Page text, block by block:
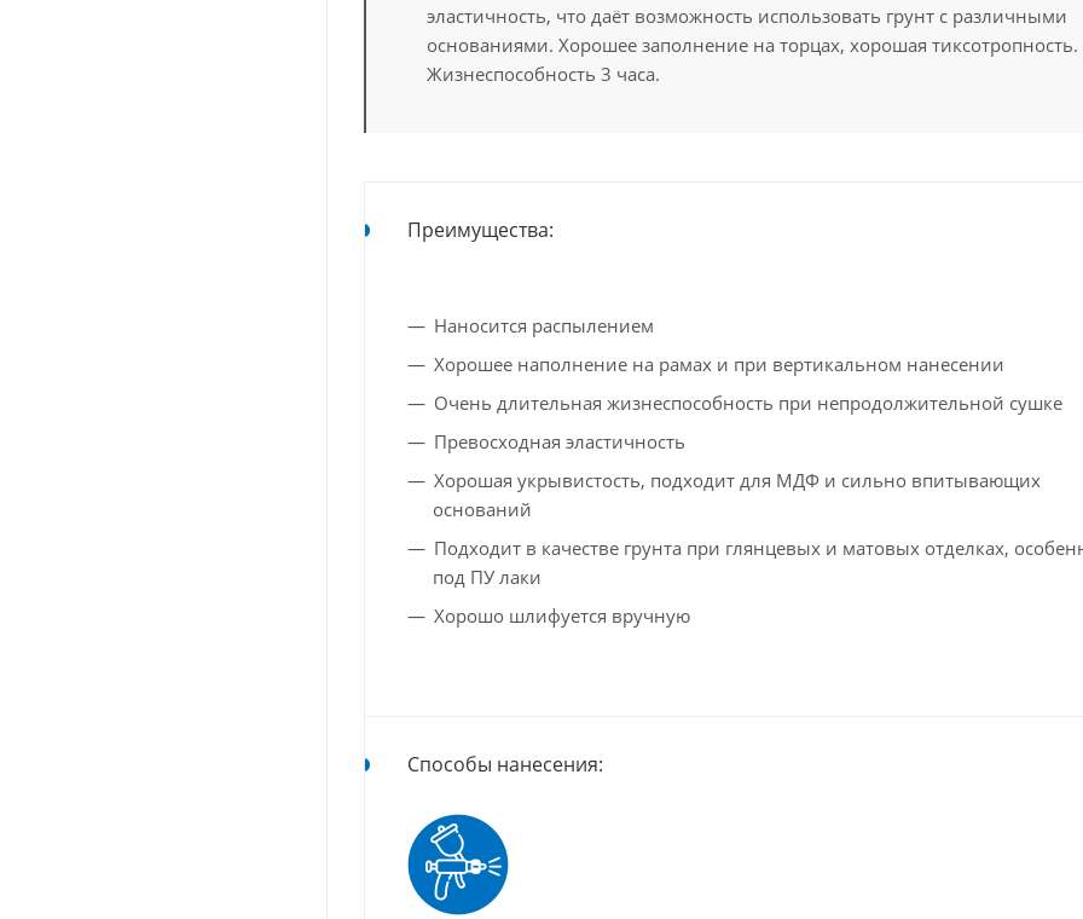
эластичность, что даёт возможность использовать грунт с различными
основаниями. Хорошее заполнение на торцах, хорошая тиксотропность.
Жизнеспособность 3 часа.
Преимущества:
Наносится распылением
Хорошее наполнение на рамах и при вертикальном нанесении
Очень длительная жизнеспособность при непродолжительной сушке
Превосходная эластичность
Хорошая укрывистость, подходит для МДФ и сильно впитывающих
оснований
Подходит в качестве грунта при глянцевых и матовых отделках,
под ПУ лаки
Хорошо шлифуется вручную
Способы нанесения: